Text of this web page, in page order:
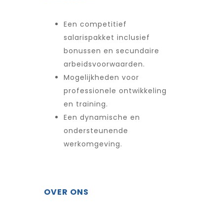
Een competitief
salarispakket inclusief
bonussen en secundaire
arbeidsvoorwaarden.
Mogelijkheden voor
professionele ontwikkeling
en training.
Een dynamische en
ondersteunende
werkomgeving.
OVER ONS